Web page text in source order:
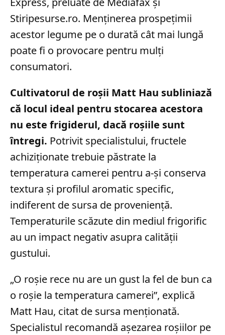
Stiripesurse.ro. Menținerea prospețimii
acestor legume pe o durată cât mai lungă
poate fi o provocare pentru mulți
consumatori.
Cultivatorul de roșii Matt Hau subliniază
că locul ideal pentru stocarea acestora
nu este frigiderul, dacă roșiile sunt
întregi. Potrivit specialistului, fructele
achiziționate trebuie păstrate la
temperatura camerei pentru a-și conserva
textura și profilul aromatic specific,
indiferent de sursa de proveniență.
Temperaturile scăzute din mediul frigorific
au un impact negativ asupra calității
gustului.
„O roșie rece nu are un gust la fel de bun ca
o roșie la temperatura camerei”, explică
Matt Hau, citat de sursa menționată.
Specialistul recomandă așezarea roșiilor pe